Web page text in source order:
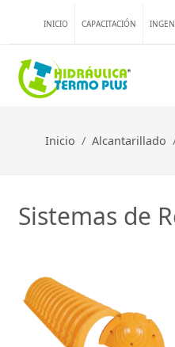
INICIO CAPACITACIÓN
Inicio Alcantarillado
Sistemas de